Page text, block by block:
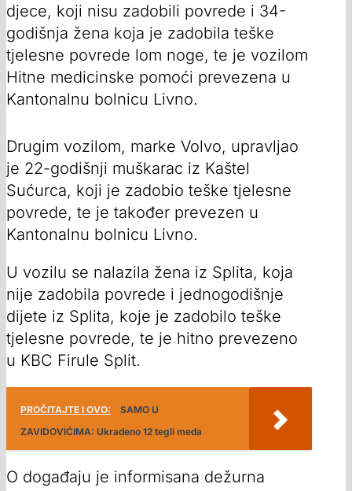
djece, koji nisu zadobili povrede i 34-
godišnja žena koja je zadobila teške
tjelesne povrede lom noge, te je vozilom
Hitne medicinske pomoći prevezena u
Kantonalnu bolnicu Livno.
Drugim vozilom, marke Volvo, upravljao
je 22-godišnji muškarac iz Kaštel
Sućurca, koji je zadobio teške tjelesne
povrede, te je također prevezen u
Kantonalnu bolnicu Livno.
U vozilu se nalazila žena iz Splita, koja
nije zadobila povrede i jednogodišnje
dijete iz Splita, koje je zadobilo teške
tjelesne povrede, te je hitno prevezeno
u KBC Firule Split.
PROČITAJTE I OVO:
SAMO U
ZAVIDOVIĆIMA: Ukradeno 12 tegli meda
O događaju je informisana dežurna